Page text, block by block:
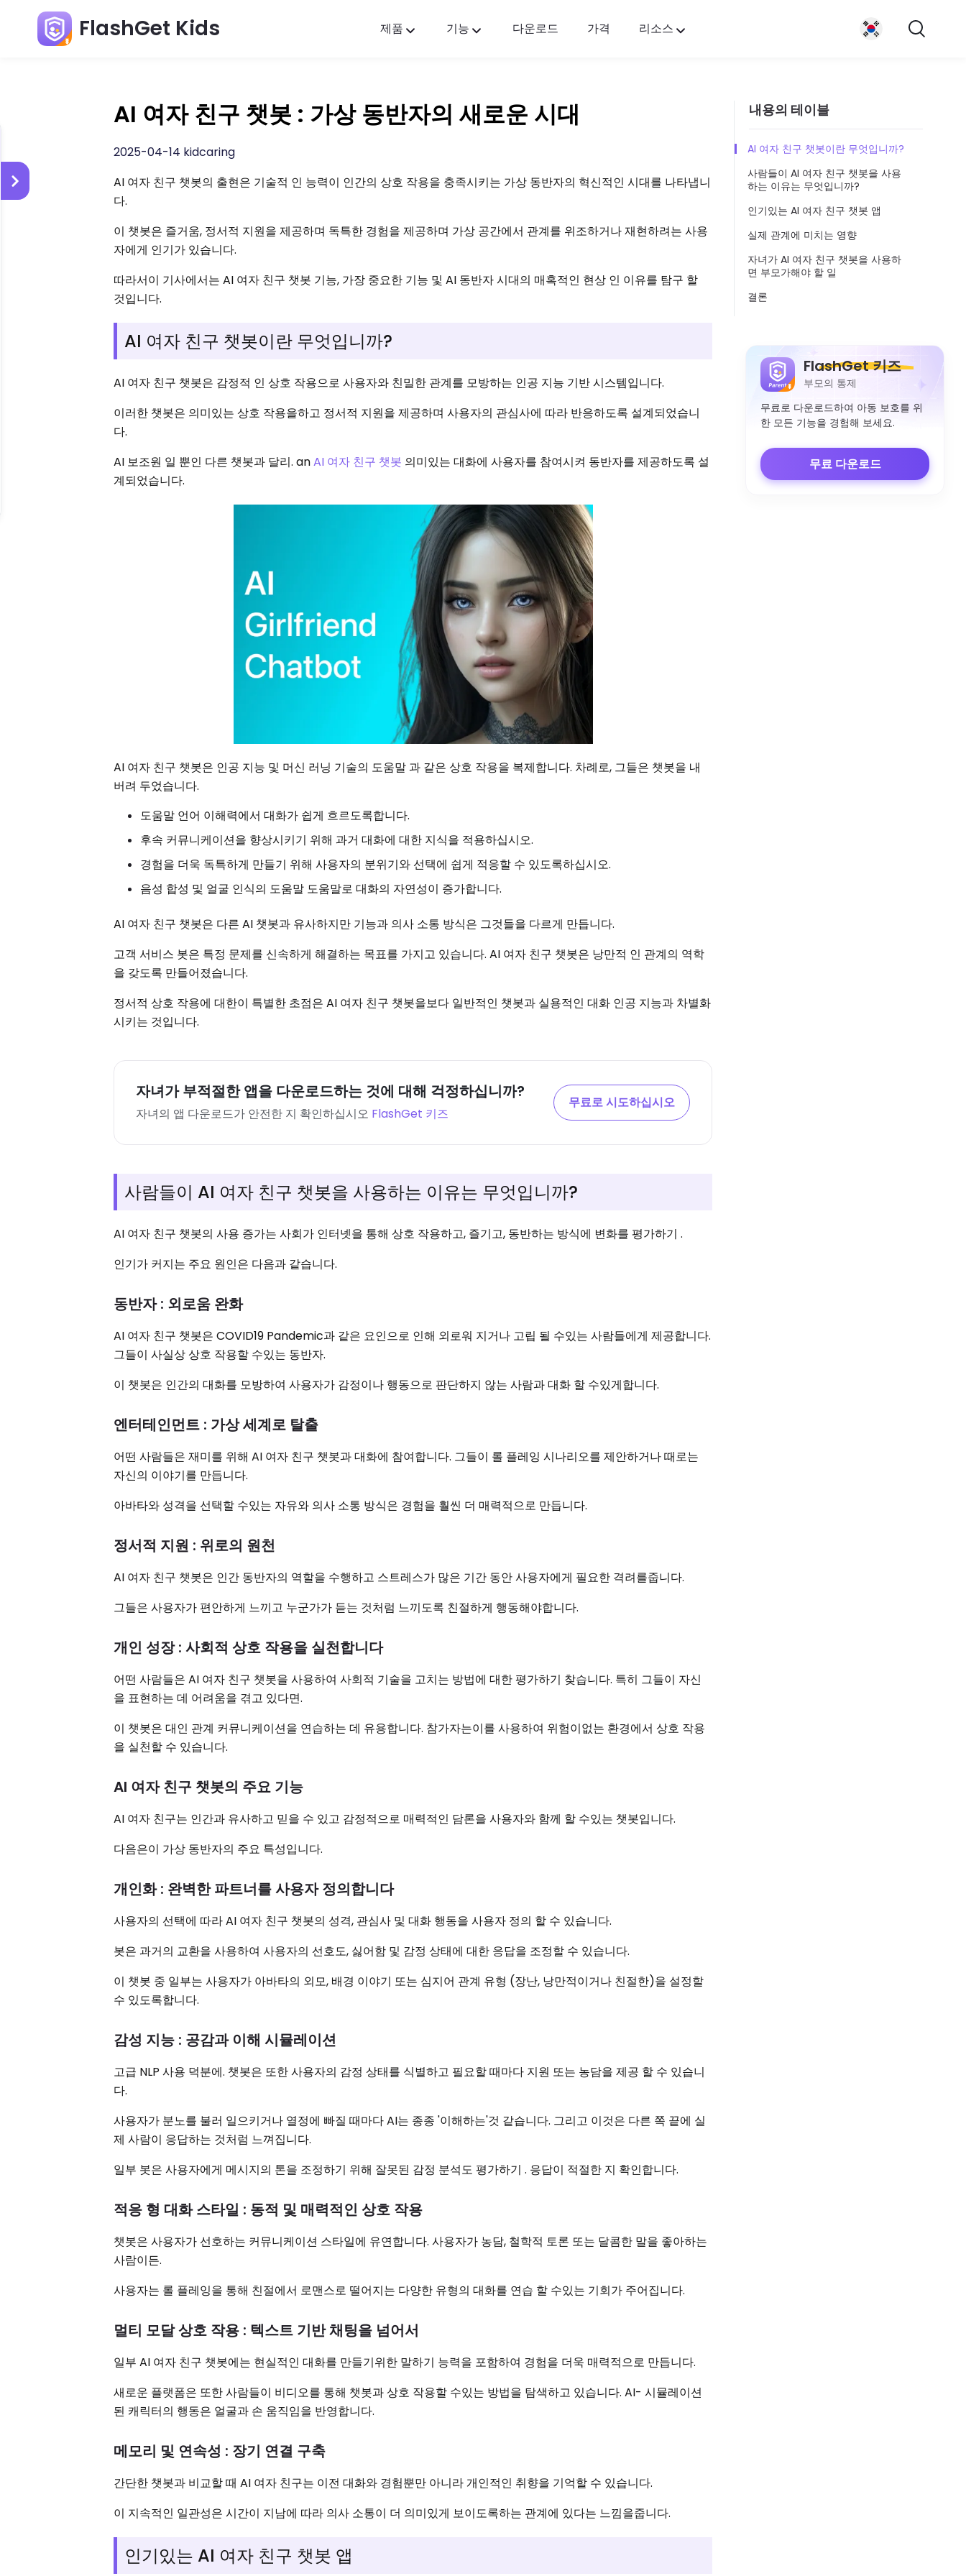
FlashGet Kids 제품
FlashGet Finder
기능 다운로드 가격 리소스
AI 여자 친구 챗봇 : 가상 동반자의 새로운 시대
2025-04-14 kidcaring
AI 여자 친구 챗봇의 출현은 기술적 인 능력이 인간의 상호 작용을 충족시키는 가상 동반자의 혁신적인 시대를 나타냅니
다.
이 챗봇은 즐거움, 정서적 지원을 제공하며 독특한 경험을 제공하며 가상 공간에서 관계를 위조하거나 재현하려는 사용
자에게 인기가 있습니다.
따라서이 기사에서는 AI 여자 친구 챗봇 기능, 가장 중요한 기능 및 AI 동반자 시대의 매혹적인 현상 인 이유를 탐구 할
것입니다.
AI 여자 친구 챗봇이란 무엇입니까?
AI 여자 친구 챗봇은 감정적 인 상호 작용으로 사용자와 친밀한 관계를 모방하는 인공 지능 기반 시스템입니다.
이러한 챗봇은 의미있는 상호 작용을하고 정서적 지원을 제공하며 사용자의 관심사에 따라 반응하도록 설계되었습니
다.
AI 보조원 일 뿐인 다른 챗봇과 달리. anAI 여자 친구 챗봇 의미있는 대화에 사용자를 참여시켜 동반자를 제공하도록 설
계되었습니다.
AI 여자 친구 챗봇은 인공 지능 및 머신 러닝 기술의 도움말 과 같은 상호 작용을 복제합니다. 차례로, 그들은 챗봇을 내
버려 두었습니다.
도움말 언어 이해력에서 대화가 쉽게 흐르도록합니다.
후속 커뮤니케이션을 향상시키기 위해 과거 대화에 대한 지식을 적용하십시오.
경험을 더욱 독특하게 만들기 위해 사용자의 분위기와 선택에 쉽게 적응할 수 있도록하십시오.
음성 합성 및 얼굴 인식의 도움말 도움말로 대화의 자연성이 증가합니다.
AI 여자 친구 챗봇은 다른 AI 챗봇과 유사하지만 기능과 의사 소통 방식은 ​​그것들을 다르게 만듭니다.
고객 서비스 봇은 특정 문제를 신속하게 해결하는 목표를 가지고 있습니다. AI 여자 친구 챗봇은 낭만적 인 관계의 역학
을 갖도록 만들어졌습니다.
정서적 상호 작용에 대한이 특별한 초점은 AI 여자 친구 챗봇을보다 일반적인 챗봇과 실용적인 대화 인공 지능과 차별화
시키는 것입니다.
자녀가 부적절한 앱을 다운로드하는 것에 대해 걱정하십니까?
자녀의 앱 다운로드가 안전한 지 확인하십시오 FlashGet 키즈
무료로 시도하십시오
사람들이 AI 여자 친구 챗봇을 사용하는 이유는 무엇입니까?
AI 여자 친구 챗봇의 사용 증가는 사회가 인터넷을 통해 상호 작용하고, 즐기고, 동반하는 방식에 변화를 평가하기 .
인기가 커지는 주요 원인은 다음과 같습니다.
동반자 : 외로움 완화
AI 여자 친구 챗봇은 COVID19 Pandemic과 같은 요인으로 인해 외로워 지거나 고립 될 수있는 사람들에게 제공합니다.
그들이 사실상 상호 작용할 수있는 동반자.
이 챗봇은 인간의 대화를 모방하여 사용자가 감정이나 행동으로 판단하지 않는 사람과 대화 할 수있게합니다.
엔터테인먼트 : 가상 세계로 탈출
어떤 사람들은 재미를 위해 AI 여자 친구 챗봇과 대화에 참여합니다. 그들이 롤 플레잉 시나리오를 제안하거나 때로는
자신의 이야기를 만듭니다.
아바타와 성격을 선택할 수있는 자유와 의사 소통 방식은 ​​경험을 훨씬 더 매력적으로 만듭니다.
정서적 지원 : 위로의 원천
AI 여자 친구 챗봇은 인간 동반자의 역할을 수행하고 스트레스가 많은 기간 동안 사용자에게 필요한 격려를줍니다.
그들은 사용자가 편안하게 느끼고 누군가가 듣는 것처럼 느끼도록 친절하게 행동해야합니다.
개인 성장 : 사회적 상호 작용을 실천합니다
어떤 사람들은 AI 여자 친구 챗봇을 사용하여 사회적 기술을 고치는 방법에 대한 평가하기 찾습니다. 특히 그들이 자신
을 표현하는 데 어려움을 겪고 있다면.
이 챗봇은 대인 관계 커뮤니케이션을 연습하는 데 유용합니다. 참가자는이를 사용하여 위험이없는 환경에서 상호 작용
을 실천할 수 있습니다.
AI 여자 친구 챗봇의 주요 기능
AI 여자 친구는 인간과 유사하고 믿을 수 있고 감정적으로 매력적인 담론을 사용자와 함께 할 수있는 챗봇입니다.
다음은이 가상 동반자의 주요 특성입니다.
개인화 : 완벽한 파트너를 사용자 정의합니다
사용자의 선택에 따라 AI 여자 친구 챗봇의 성격, 관심사 및 대화 행동을 사용자 정의 할 수 있습니다.
봇은 과거의 교환을 사용하여 사용자의 선호도, 싫어함 및 감정 상태에 대한 응답을 조정할 수 있습니다.
이 챗봇 중 일부는 사용자가 아바타의 외모, 배경 이야기 또는 심지어 관계 유형 (장난, 낭만적이거나 친절한)을 설정할
수 있도록합니다.
감성 지능 : 공감과 이해 시뮬레이션
고급 NLP 사용 덕분에. 챗봇은 또한 사용자의 감정 상태를 식별하고 필요할 때마다 지원 또는 농담을 제공 할 수 있습니
다.
사용자가 분노를 불러 일으키거나 열정에 빠질 때마다 AI는 종종 '이해하는'것 같습니다. 그리고 이것은 다른 쪽 끝에 실
제 사람이 응답하는 것처럼 느껴집니다.
일부 봇은 사용자에게 메시지의 톤을 조정하기 위해 잘못된 감정 분석도 평가하기 . 응답이 적절한 지 확인합니다.
적응 형 대화 스타일 : 동적 및 매력적인 상호 작용
챗봇은 사용자가 선호하는 커뮤니케이션 스타일에 유연합니다. 사용자가 농담, 철학적 토론 또는 달콤한 말을 좋아하는
사람이든.
사용자는 롤 플레잉을 통해 친절에서 로맨스로 떨어지는 다양한 유형의 대화를 연습 할 수있는 기회가 주어집니다.
멀티 모달 상호 작용 : 텍스트 기반 채팅을 넘어서
일부 AI 여자 친구 챗봇에는 현실적인 대화를 만들기위한 말하기 능력을 포함하여 경험을 더욱 매력적으로 만듭니다.
새로운 플랫폼은 또한 사람들이 비디오를 통해 챗봇과 상호 작용할 수있는 방법을 탐색하고 있습니다. AI- 시뮬레이션
된 캐릭터의 행동은 얼굴과 손 움직임을 반영합니다.
메모리 및 연속성 : 장기 연결 구축
간단한 챗봇과 비교할 때 AI 여자 친구는 이전 대화와 경험뿐만 아니라 개인적인 취향을 기억할 수 있습니다.
이 지속적인 일관성은 시간이 지남에 따라 의사 소통이 더 의미있게 보이도록하는 관계에 있다는 느낌을줍니다.
인기있는 AI 여자 친구 챗봇 앱
내용의 테이블
AI 여자 친구 챗봇이란 무엇입니까?
사람들이 AI 여자 친구 챗봇을 사용
하는 이유는 무엇입니까?
인기있는 AI 여자 친구 챗봇 앱
실제 관계에 미치는 영향
자녀가 AI 여자 친구 챗봇을 사용하
면 부모가해야 할 일
결론
FlashGet 키즈
부모의 통제
무료로 다운로드하여 아동 보호를 위
한 모든 기능을 경험해 보세요.
무료 다운로드